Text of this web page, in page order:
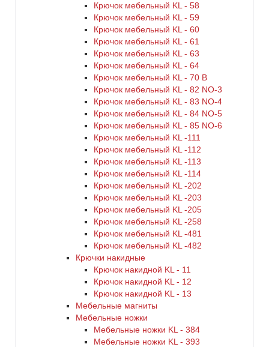
Крючок мебельный KL - 58
Крючок мебельный KL - 59
Крючок мебельный KL - 60
Крючок мебельный KL - 61
Крючок мебельный KL - 63
Крючок мебельный KL - 64
Крючок мебельный KL - 70 B
Крючок мебельный KL - 82 NO-3
Крючок мебельный KL - 83 NO-4
Крючок мебельный KL - 84 NO-5
Крючок мебельный KL - 85 NO-6
Крючок мебельный KL -111
Крючок мебельный KL -112
Крючок мебельный KL -113
Крючок мебельный KL -114
Крючок мебельный KL -202
Крючок мебельный KL -203
Крючок мебельный KL -205
Крючок мебельный KL -258
Крючок мебельный KL -481
Крючок мебельный KL -482
Крючки накидные
Крючок накидной KL - 11
Крючок накидной KL - 12
Крючок накидной KL - 13
Мебельные магниты
Мебельные ножки
Мебельные ножки KL - 384
Мебельные ножки KL - 393